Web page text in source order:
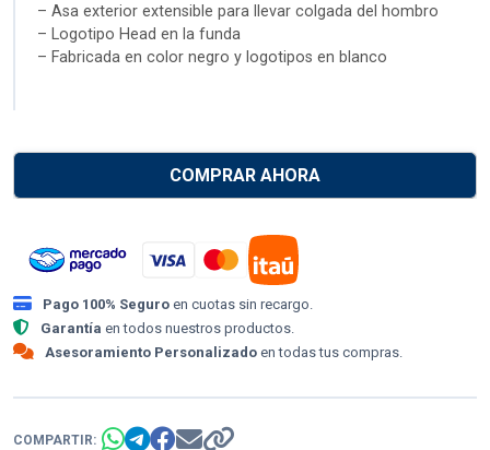
– Asa exterior extensible para llevar colgada del hombro
– Logotipo Head en la funda
– Fabricada en color negro y logotipos en blanco
COMPRAR AHORA
Pago 100% Seguro en cuotas sin recargo.
Garantía en todos nuestros productos.
Asesoramiento Personalizado en todas tus compras.
COMPARTIR: